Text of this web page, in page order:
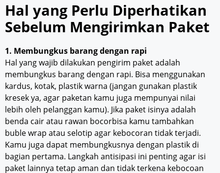
Hal yang Perlu Diperhatikan
Sebelum Mengirimkan Paket
1. Membungkus barang dengan rapi
Hal yang wajib dilakukan pengirim paket adalah
membungkus barang dengan rapi. Bisa menggunakan
kardus, kotak, plastik warna (jangan gunakan plastik
kresek ya, agar paketan kamu juga mempunyai nilai
lebih oleh pelanggan kamu). Jika paket isinya adalah
benda cair atau rawan bocorbisa kamu tambahkan
buble wrap atau selotip agar kebocoran tidak terjadi.
Kamu juga dapat membungkusnya dengan plastik di
bagian pertama. Langkah antisipasi ini penting agar isi
paket lainnya tetap aman dan tidak terkena kebocoan